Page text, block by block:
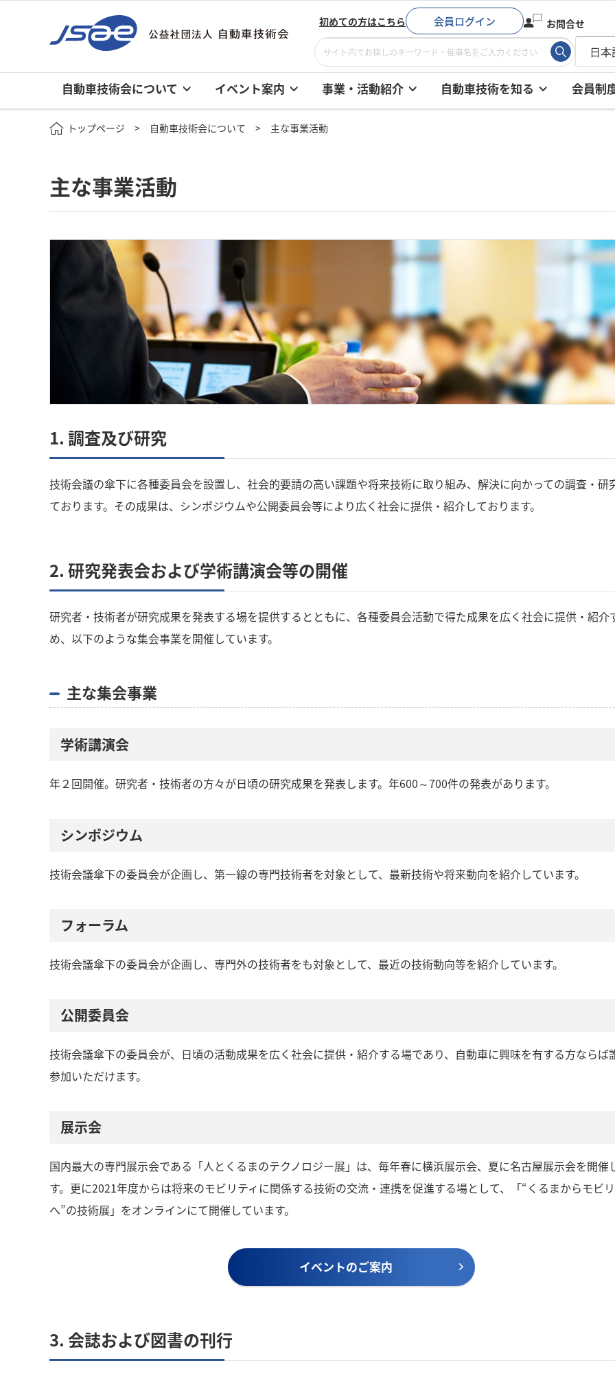
初めての方はこちら 会員ログイン お問合せ
自動車技術会について イベント案内 事業・活動紹介 自動車技術を知る 会員制
トップページ 自動車技術会について 主な事業活動
主な事業活動
1. 調査及び研究
技術会議の傘下に各種委員会を設置し、社会的要請の高い課題や将来技術に取り組み、解決に向かっての調査・研
ております。その成果は、シンポジウムや公開委員会等により広く社会に提供・紹介しております。
2. 研究発表会および学術講演会等の開催
研究者・技術者が研究成果を発表する場を提供するとともに、各種委員会活動で得た成果を広く社会に提供・紹介
め、以下のような集会事業を開催しています。
主な集会事業
学術講演会
年２回開催。研究者・技術者の方々が日頃の研究成果を発表します。年600～700件の発表があります。
シンポジウム
技術会議傘下の委員会が企画し、第一線の専門技術者を対象として、最新技術や将来動向を紹介しています。
フォーラム
技術会議傘下の委員会が企画し、専門外の技術者をも対象として、最近の技術動向等を紹介しています。
公開委員会
技術会議傘下の委員会が、日頃の活動成果を広く社会に提供・紹介する場であり、自動車に興味を有する方ならば
参加いただけます。
展示会
国内最大の専門展示会である「人とくるまのテクノロジー展」は、毎年春に横浜展示会、夏に名古屋展示会を開催
す。更に2021年度からは将来のモビリティに関係する技術の交流・連携を促進する場として、「“くるまからモビ
へ”の技術展」をオンラインにて開催しています。
イベントのご案内
3. 会誌および図書の刊行